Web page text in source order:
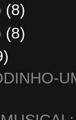
(8)
(8)